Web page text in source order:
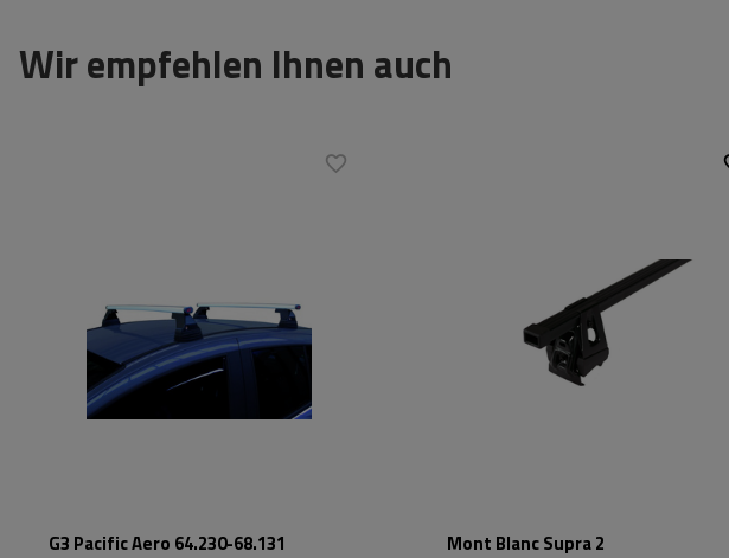
Wir empfehlen Ihnen auch
G3 Pacific Aero 64.230-68.131
Mont Blanc Supra 2